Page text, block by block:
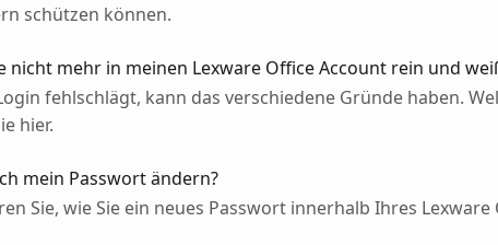
schützen können.
nicht mehr in meinen Lexware Office Account rein und
fehlschlägt, kann das verschiedene Gründe haben.
hier.
mein Passwort ändern?
Sie, wie Sie ein neues Passwort innerhalb Ihres